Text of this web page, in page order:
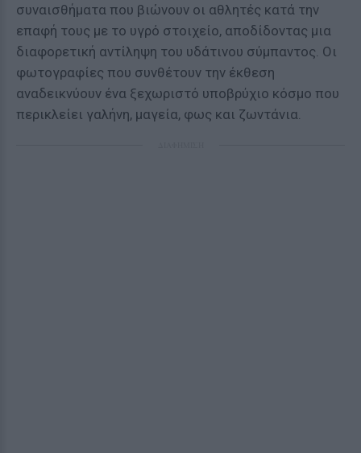
συναισθήματα που βιώνουν οι αθλητές κατά την
επαφή τους με το υγρό στοιχείο, αποδίδοντας μια
διαφορετική αντίληψη του υδάτινου σύμπαντος. Οι
φωτογραφίες που συνθέτουν την έκθεση
αναδεικνύουν ένα ξεχωριστό υποβρύχιο κόσμο που
περικλείει γαλήνη, μαγεία, φως και ζωντάνια.